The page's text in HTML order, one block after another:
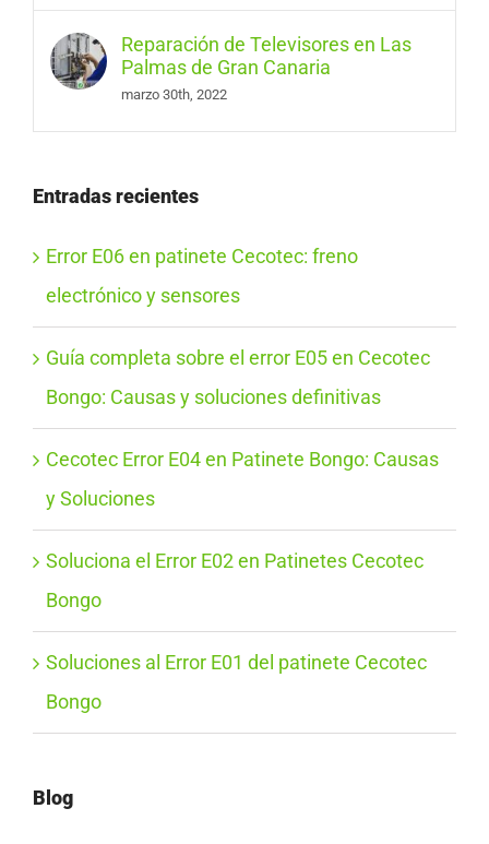
Reparación de Televisores en Las
Palmas de Gran Canaria
marzo 30th, 2022
Entradas recientes
Error E06 en patinete Cecotec: freno
electrónico y sensores
Guía completa sobre el error E05 en Cecotec
Bongo: Causas y soluciones definitivas
Cecotec Error E04 en Patinete Bongo: Causas
y Soluciones
Soluciona el Error E02 en Patinetes Cecotec
Bongo
Soluciones al Error E01 del patinete Cecotec
Bongo
Blog